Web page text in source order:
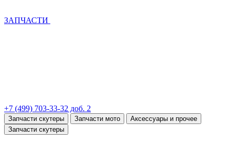
ЗАПЧАСТИ
+7 (499) 703-33-32 доб. 2
Запчасти скутеры Запчасти мото
Аксессуары и прочее
Запчасти скутеры